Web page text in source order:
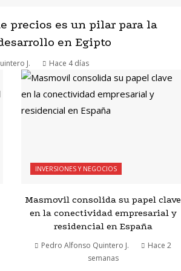
precios es un pilar para la
en Egipto
J. Hace 4 días
INVERSIONES Y NEGOCIOS
Masmovil consolida su papel clave
en la conectividad empresarial y
residencial en España
Pedro Alfonso Quintero J.
Hace 2
semanas